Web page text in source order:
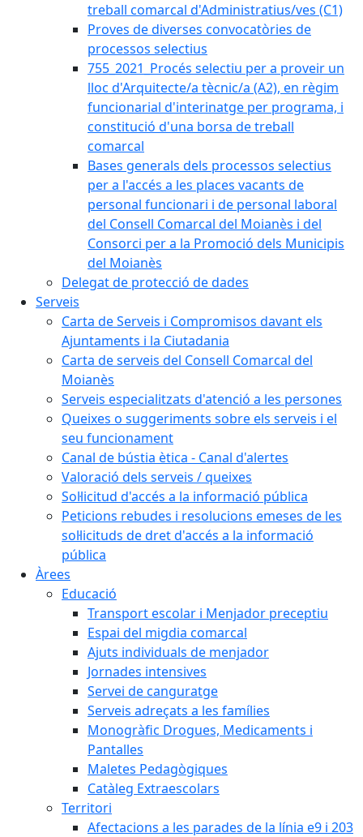
treball comarcal d'Administratius/ves (C1)
Proves de diverses convocatòries de
processos selectius
755_2021_Procés selectiu per a proveir un
lloc d'Arquitecte/a tècnic/a (A2), en règim
funcionarial d'interinatge per programa, i
constitució d'una borsa de treball
comarcal
Bases generals dels processos selectius
per a l'accés a les places vacants de
personal funcionari i de personal laboral
del Consell Comarcal del Moianès i del
Consorci per a la Promoció dels Municipis
del Moianès
Delegat de protecció de dades
Serveis
Carta de Serveis i Compromisos davant els
Ajuntaments i la Ciutadania
Carta de serveis del Consell Comarcal del
Moianès
Serveis especialitzats d'atenció a les persones
Queixes o suggeriments sobre els serveis i el
seu funcionament
Canal de bústia ètica - Canal d'alertes
Valoració dels serveis / queixes
Sol·licitud d'accés a la informació pública
Peticions rebudes i resolucions emeses de les
sol·licituds de dret d'accés a la informació
pública
Àrees
Educació
Transport escolar i Menjador preceptiu
Espai del migdia comarcal
Ajuts individuals de menjador
Jornades intensives
Servei de canguratge
Serveis adreçats a les famílies
Monogràfic Drogues, Medicaments i
Pantalles
Maletes Pedagògiques
Catàleg Extraescolars
Territori
Afectacions a les parades de la línia e9 i 203